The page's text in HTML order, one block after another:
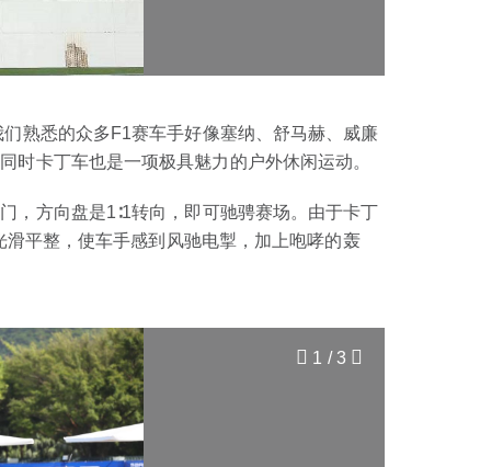
熟悉的众多F1赛车手好像塞纳、舒马赫、威廉
时卡丁车也是一项极具魅力的户外休闲运动。
，方向盘是1∶1转向，即可驰骋赛场。由于卡丁
平整，使车手感到风驰电掣，加上咆哮的轰
2 /3